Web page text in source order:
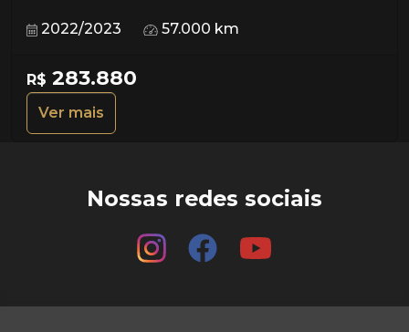
2022/2023 57.000 km
R$ 283.880
Ver mais
Nossas redes sociais